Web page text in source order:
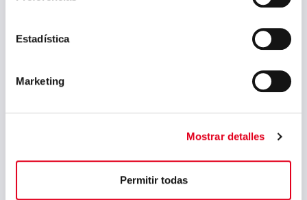
Estadística
Marketing
Mostrar detalles
Permitir todas
Oktober 2025
September 2025
Juli 2025
Juni 2025